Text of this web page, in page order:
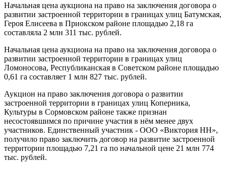
Начальная цена аукциона на право на заключения договора о
развитии застроенной территории в границах улиц Батумская,
Героя Елисеева в Приокском районе площадью 2,18 га
составляла 2 млн 311 тыс. рублей.
Начальная цена аукциона на право на заключения договора о
развитии застроенной территории в границах улиц
Ломоносова, Республиканская в Советском районе площадью
0,61 га составляет 1 млн 827 тыс. рублей.
Аукцион на право заключения договора о развитии
застроенной территории в границах улиц Коперника,
Культуры в Сормовском районе также признан
несостоявшимся по причине участия в нём менее двух
участников. Единственный участник - ООО «Виктория НН»,
получило право заключить договор на развитие застроенной
территории площадью 7,21 га по начальной цене 21 млн 774
тыс. рублей.